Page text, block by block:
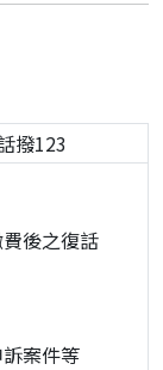
撥123
後之復話
案件等